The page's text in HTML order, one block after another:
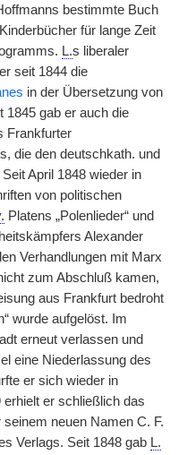
bestimmte Buch
für lange Zeit
L.s liberaler
seit 1844 die
in der Übersetzung von
1845 gab er auch die
Frankfurter
die den deutschkath. und
April 1848 wieder in
von politischen
Platens „Polenlieder“ und
Alexander
Verhandlungen mit Marx
zum Abschluß kamen,
aus Frankfurt bedroht
wurde aufgelöst. Im
erneut verlassen und
eine Niederlassung des
er sich wieder in
er schließlich das
neuen Namen C. F.
Verlags. Seit 1848 gab L.